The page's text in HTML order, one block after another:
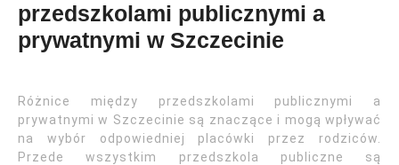
przedszkolami publicznymi a
prywatnymi w Szczecinie
Różnice między przedszkolami publicznymi a
prywatnymi w Szczecinie są znaczące i mogą wpływać
na wybór odpowiedniej placówki przez rodziców.
Przede wszystkim przedszkola publiczne są